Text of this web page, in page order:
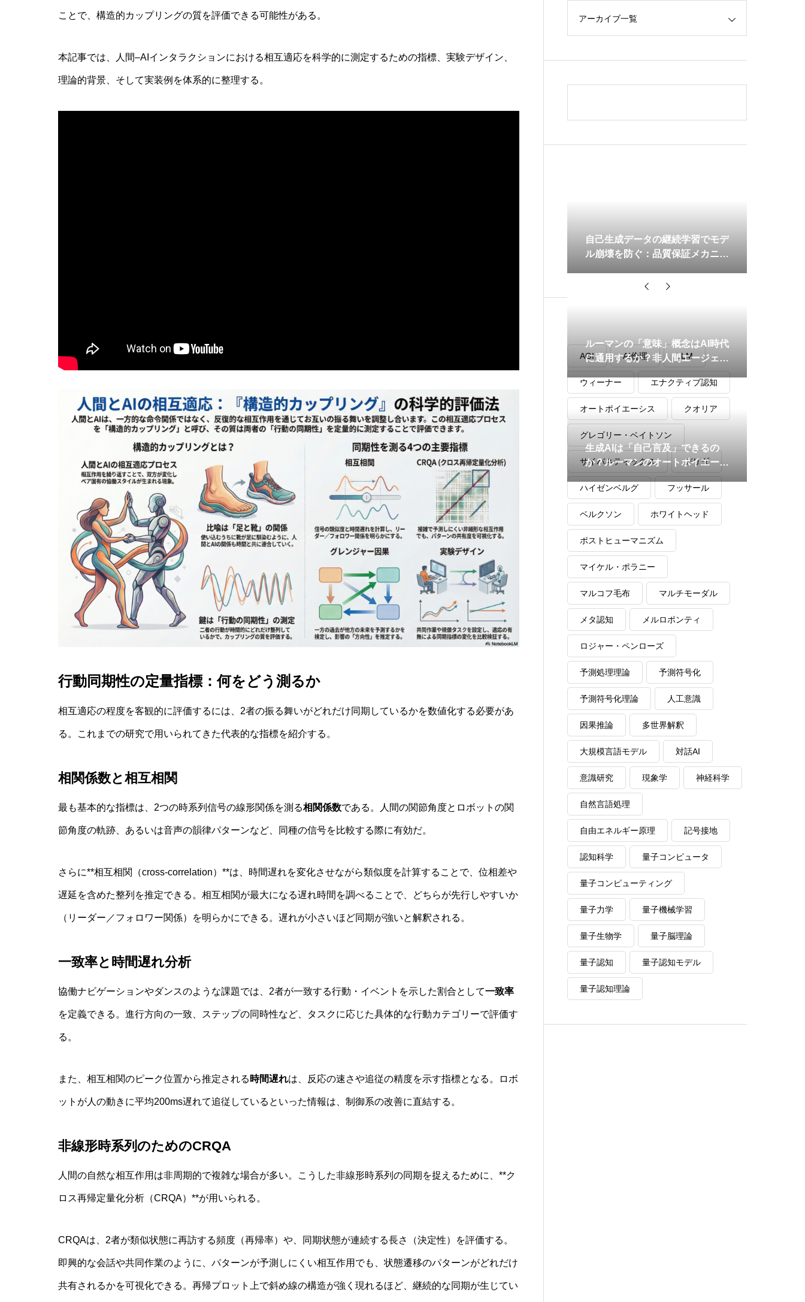
ことで、構造的カップリングの質を評価できる可能性がある。
本記事では、人間–AIインタラクションにおける相互適応を科学的に測定するための指標、実験デザイン、
理論的背景、そして実装例を体系的に整理する。
行動同期性の定量指標：何をどう測るか
相互適応の程度を客観的に評価するには、2者の振る舞いがどれだけ同期しているかを数値化する必要があ
る。これまでの研究で用いられてきた代表的な指標を紹介する。
相関係数と相互相関
最も基本的な指標は、2つの時系列信号の線形関係を測る相関係数である。人間の関節角度とロボットの関
節角度の軌跡、あるいは音声の韻律パターンなど、同種の信号を比較する際に有効だ。
さらに**相互相関（cross-correlation）**は、時間遅れを変化させながら類似度を計算することで、位相差や
遅延を含めた整列を推定できる。相互相関が最大になる遅れ時間を調べることで、どちらが先行しやすいか
（リーダー／フォロワー関係）を明らかにできる。遅れが小さいほど同期が強いと解釈される。
一致率と時間遅れ分析
協働ナビゲーションやダンスのような課題では、2者が一致する行動・イベントを示した割合として一致率
を定義できる。進行方向の一致、ステップの同時性など、タスクに応じた具体的な行動カテゴリーで評価す
る。
また、相互相関のピーク位置から推定される 時間遅れは、反応の速さや追従の精度を示す指標となる。ロボ
ットが人の動きに平均200ms遅れて追従しているといった情報は、制御系の改善に直結する。
非線形時系列のためのCRQA
人間の自然な相互作用は非周期的で複雑な場合が多い。こうした非線形時系列の同期を捉えるために、**ク
ロス再帰定量化分析（CRQA）**が用いられる。
CRQAは、2者が類似状態に再訪する頻度（再帰率）や、同期状態が連続する長さ（決定性）を評価する。
即興的な会話や共同作業のように、パターンが予測しにくい相互作用でも、状態遷移のパターンがどれだけ
共有されるかを可視化できる。再帰プロット上で斜め線の構造が強く現れるほど、継続的な同期が生じてい
アーカイブ一覧
自己生成データの継続学習でモデ
ル崩壊を防ぐ：品質保証メカニズ
ルーマンの「意味」概念はAI時代
に通用するか？非人間エージェン
トとコミュニケーション理論の再
定義
生成AIは「自己言及」できるの
か？ルーマンのオートポイエーシ
ス理論でLLMを読み解く
AGI AI倫理 LLM
ウィーナー エナクティブ認知
オートポイエーシス クオリア
グレゴリー・ベイトソン
サイバネティックス デリダ
ハイゼンベルグ フッサール
ベルクソン ホワイトヘッド
ポストヒューマニズム
マイケル・ポラニー
マルコフ毛布 マルチモーダル
メタ認知 メルロポンティ
ロジャー・ペンローズ
予測処理理論 予測符号化
予測符号化理論 人工意識
因果推論 多世界解釈
大規模言語モデル 対話AI
意識研究 現象学 神経科学
自然言語処理
自由エネルギー原理 記号接地
認知科学 量子コンピュータ
量子コンピューティング
量子力学 量子機械学習
量子生物学 量子脳理論
量子認知 量子認知モデル
量子認知理論